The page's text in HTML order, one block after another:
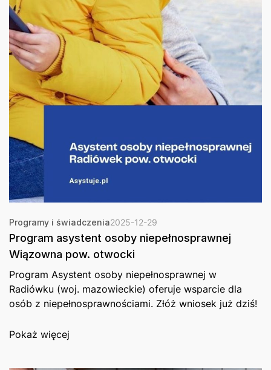
Programy i świadczenia2025-12-29
Program asystent osoby niepełnosprawnej
Wiązowna pow. otwocki
Program Asystent osoby niepełnosprawnej w
Radiówku (woj. mazowieckie) oferuje wsparcie dla
osób z niepełnosprawnościami. Złóż wniosek już dziś!
Pokaż więcej